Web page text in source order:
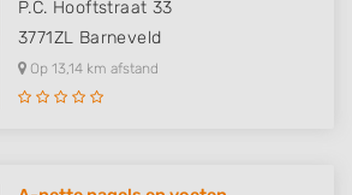
P.C. Hooftstraat 33
3771ZL Barneveld
Op 13,14 km afstand